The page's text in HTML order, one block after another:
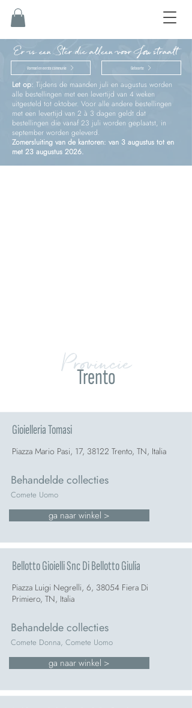
Er is een Ster die alleen voor Jou straalt
Vormsel en eerste communie Geboorte
Let op: Tijdens de maanden juli en augustus worden
alle bestellingen met een levertijd van 4 weken
uitgesteld tot oktober. Voor alle andere bestellingen
met een levertijd van 2 à 3 dagen geldt dat
bestellingen die vanaf 23 juli worden geplaatst, in
september worden geleverd.
Zomersluiting van de kantoren: van 3 augustus tot en
met 23 augustus 2026.
Provincie
Trento
Gioielleria Tomasi
Piazza Mario Pasi, 17, 38122 Trento, TN, Italia
Behandelde collecties
Comete Uomo
ga naar winkel >
Bellotto Gioielli Snc Di Bellotto Giulia
Piazza Luigi Negrelli, 6, 38054 Fiera Di
Primiero, TN, Italia
Behandelde collecties
Comete Donna, Comete Uomo
ga naar winkel >